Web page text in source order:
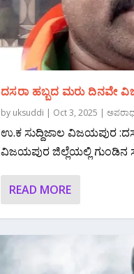
ದಸರಾ ಹಬ್ಬದ ಮರು ದಿನವೇ
by uksuddi | Oct 3, 2025 |
ಉ.ಕ ಸುದ್ದಿಜಾಲ ವಿಜಯಪುರ
ವಿಜಯಪುರ ಜಿಲ್ಲೆಯಲ್ಲಿ ಗುಂಡಿನ
READ MORE